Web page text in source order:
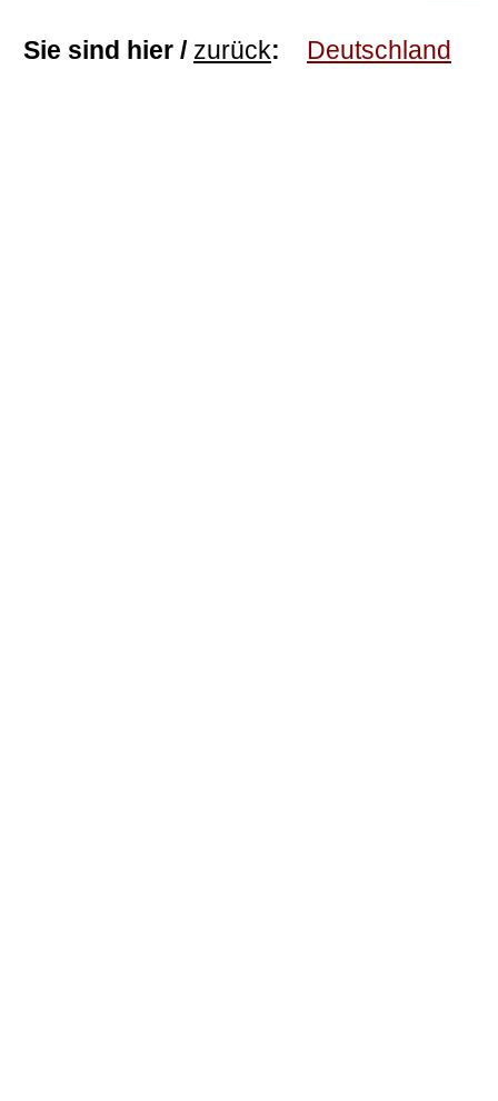
Sie sind hier / zurück: Deutschland